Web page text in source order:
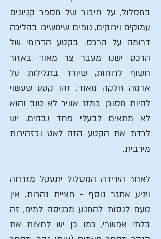
במסלול, על חיבור של מספר קניונים
עמוקים וירוקים, נופים שימשיכו בהליכה
דרומה על הרכס. בקטע הדרומי של
הרכס ישנו מעבר צר מאוד באזור
חשוף לרוחות, שיורד בתלילות על
אדמה חלקה מאוד. זהו קטע שעשוי
להיות מסוכן במזג אוויר לא טוב והוא
לא מתאים לבעלי פחד גבהים. יש
לרדת את הקטע הזה לאט ובזהירות
מירבית.
לאחר הירידה המסלול יתעקל מזרחה
ויגיע אתגר נוסף - חציית נהרות. אין
טעם לנסות להמנע מכניסה למים, זה
בלתי אפשרי, כמו כן יש לחצות את